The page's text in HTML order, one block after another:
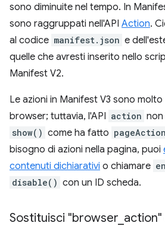
sono diminuite nel tempo. In
sono raggruppati nell'API Action.
al codice manifest.json e
quelle che avresti inserito nello
Manifest V2.
Le azioni in Manifest V3 sono molto
browser; tuttavia, l'API action
show() come ha fatto pageAction
bisogno di azioni nella pagina, puoi
contenuti dichiarativi o chiamare
disable() con un ID scheda.
Sostituisci "browser action"